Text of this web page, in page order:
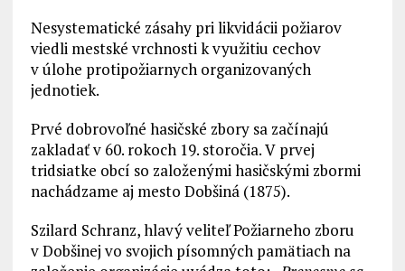
Nesystematické zásahy pri likvidácii požiarov
viedli mestské vrchnosti k využitiu cechov
v úlohe protipožiarnych organizovaných
jednotiek.
Prvé dobrovoľné hasičské zbory sa začínajú
zakladať v 60. rokoch 19. storočia. V prvej
tridsiatke obcí so založenými hasičskými zbormi
nachádzame aj mesto Dobšiná (1875).
Szilard Schranz, hlavý veliteľ Požiarneho zboru
v Dobšinej vo svojich písomných pamätiach na